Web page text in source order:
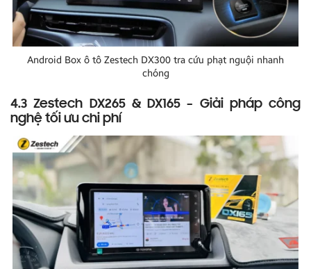
Android Box ô tô Zestech DX300 tra cứu phạt nguội nhanh
chóng
4.3 Zestech DX265 & DX165 – Giải pháp công
nghệ tối ưu chi phí